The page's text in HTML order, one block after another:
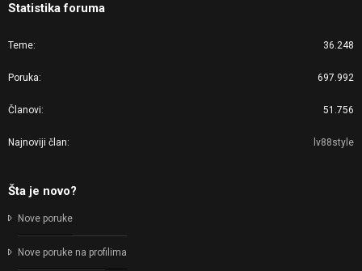
Statistika foruma
Teme 36.248
Poruka 697.992
Članovi 51.756
Najnoviji član lv88style
Šta je novo?
Nove poruke
Nove poruke na profilima